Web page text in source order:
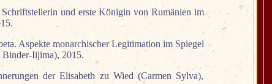
und erste Königin von Rumänien im
Aspekte monarchischer Legitimation im Spiegel
Binder-Iijima), 2015.
der Elisabeth zu Wied (Carmen Sylva),